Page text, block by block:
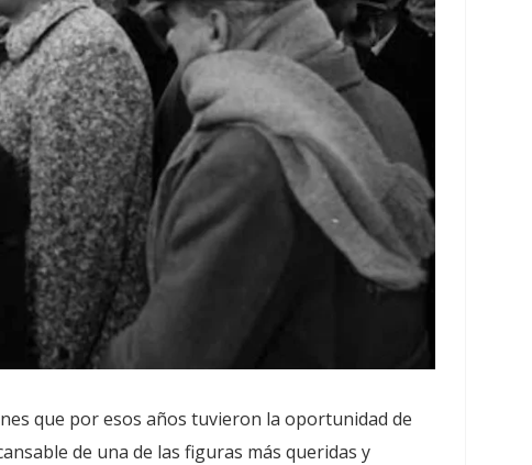
que por esos años tuvieron la oportunidad de
de una de las figuras más queridas y